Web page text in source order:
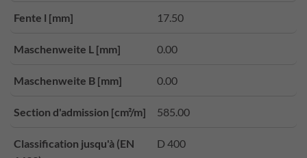
Fente l [mm] 17.50
Maschenweite L [mm] 0.00
Maschenweite B [mm] 0.00
Section d'admission [cm²/m] 585.00
Classification jusqu'à (EN
D 400